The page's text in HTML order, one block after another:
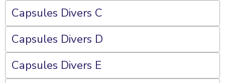
Capsules Divers C
Capsules Divers D
Capsules Divers E